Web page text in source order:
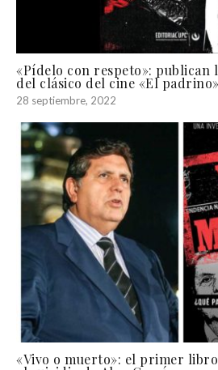
«Pídelo con respeto»: publican
del clásico del cine «El padrino»
28 septiembre, 2022
«Vivo o muerto»: el primer